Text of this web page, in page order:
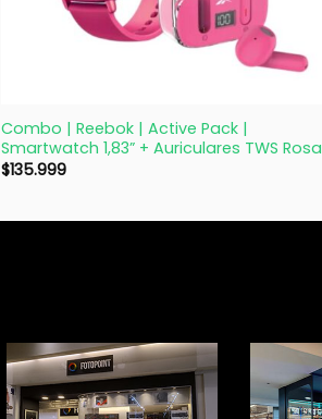
Combo | Reebok | Active Pack |
Smartwatch 1,83” + Auriculares TWS Rosa
$135.999